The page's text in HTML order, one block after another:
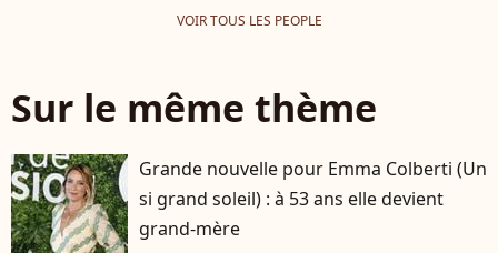
VOIR TOUS LES PEOPLE
Sur le même thème
Grande nouvelle pour Emma Colberti (Un
si grand soleil) : à 53 ans elle devient
grand-mère